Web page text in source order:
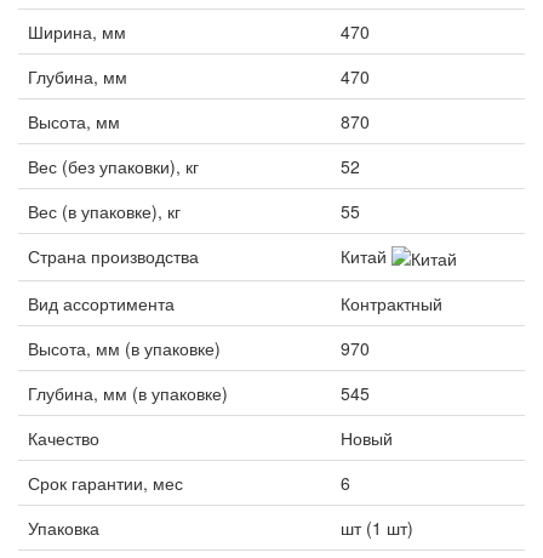
Ширина, мм
470
Глубина, мм
470
Высота, мм
870
Вес (без упаковки), кг
52
Вес (в упаковке), кг
55
Страна производства
Китай
Вид ассортимента
Контрактный
Высота, мм (в упаковке)
970
Глубина, мм (в упаковке)
545
Качество
Новый
Срок гарантии, мес
6
Упаковка
шт (1 шт)